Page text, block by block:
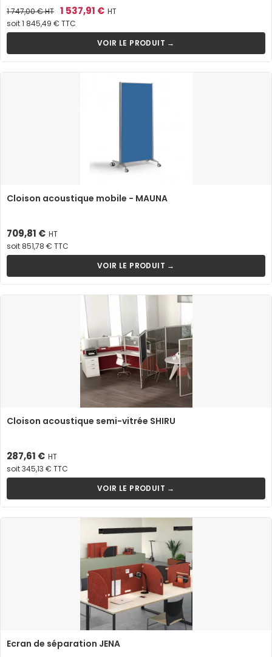
Prix
de
base
1 747,00 €HT Prix
1 537,91 € HT
soit 1 845,49 € TTC
VOIR LE PRODUIT →
Cloison acoustique mobile - MAUNA
Prix
709,81 € HT
soit 851,78 € TTC
VOIR LE PRODUIT →
Cloison acoustique semi-vitrée SHIRU
Prix
287,61 € HT
soit 345,13 € TTC
VOIR LE PRODUIT →
Ecran de séparation JENA